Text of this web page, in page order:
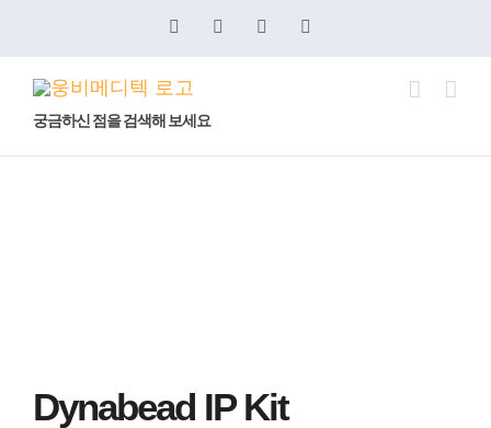
텐
Blogger YouTubeFacebook
일
궁금하신 점을 검색해 보세요
Dynabead IP Kit